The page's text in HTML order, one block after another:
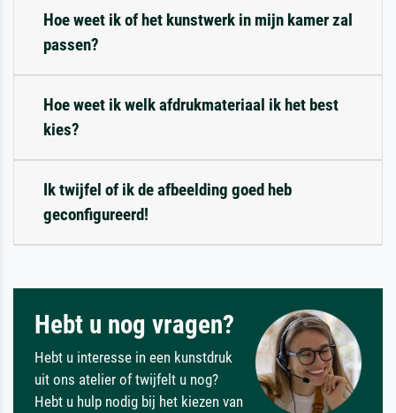
Hoe weet ik of het kunstwerk in mijn kamer zal
passen?
Hoe weet ik welk afdrukmateriaal ik het best
kies?
Ik twijfel of ik de afbeelding goed heb
geconfigureerd!
Hebt u nog vragen?
Hebt u interesse in een kunstdruk
uit ons atelier of twijfelt u nog?
Hebt u hulp nodig bij het kiezen van